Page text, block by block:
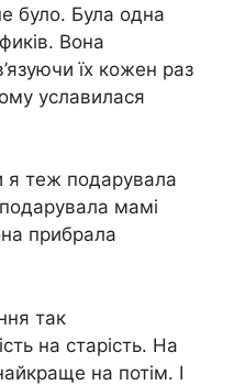
було. Була одна
Вона
їх кожен раз
уславилася
я теж подарувала
мамі
прибрала
так
на старість. На
на потім. І